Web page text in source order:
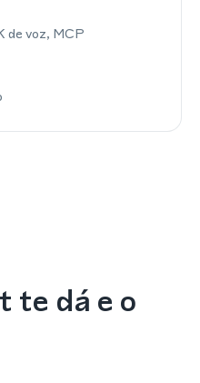
de voz, MCP
te dá e o